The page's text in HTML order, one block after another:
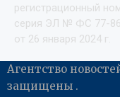
регистрационный
серия ЭЛ № ФС 77-
от 26 января 2024 г.
Агентство
защищены .